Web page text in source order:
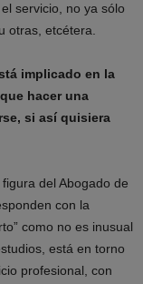
servicio, no ya sólo
otras, etcétera.
implicado en la
hacer una
si así quisiera
del Abogado de
con la
como no es inusual
está en torno
profesional, con